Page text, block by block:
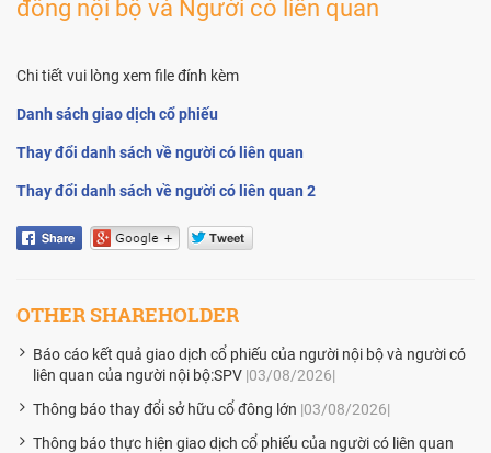
đông nội bộ và Người có liên quan
Chi tiết vui lòng xem file đính kèm
Danh sách giao dịch cổ phiếu
Thay đổi danh sách về người có liên quan
Thay đổi danh sách về người có liên quan 2
OTHER SHAREHOLDER
Báo cáo kết quả giao dịch cổ phiếu của người nội bộ và người có
liên quan của người nội bộ:SPV |03/08/2026|
Thông báo thay đổi sở hữu cổ đông lớn |03/08/2026|
Thông báo thực hiện giao dịch cổ phiếu của người có liên quan